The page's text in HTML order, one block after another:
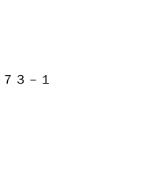
３－１